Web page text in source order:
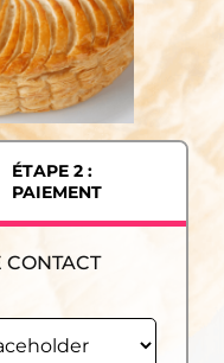
ÉTAPE 2 :
PAIEMENT
CONTACT